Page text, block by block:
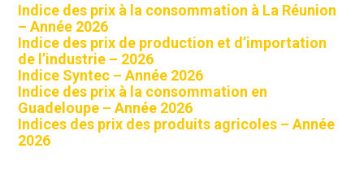
Indice des prix à la consommation à La Réunion
– Année 2026
Indice des prix de production et d’importation
de l’industrie – 2026
Indice Syntec – Année 2026
Indice des prix à la consommation en
Guadeloupe – Année 2026
Indices des prix des produits agricoles – Année
2026